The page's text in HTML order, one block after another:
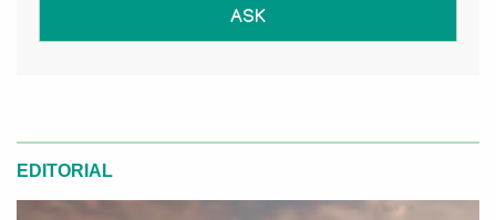
ASK
EDITORIAL